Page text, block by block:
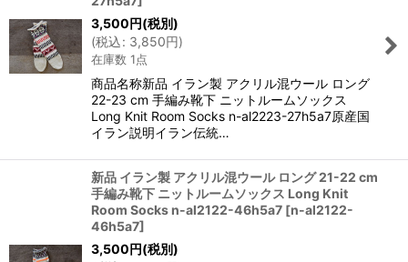
3,500円(税別)
(税込: 3,850円)
在庫数 1点
商品名称新品 イラン製 アクリル混ウール ロング
22-23 cm 手編み靴下 ニットルームソックス
Long Knit Room Socks n-al2223-27h5a7原産国
イラン説明イラン伝統…
新品 イラン製 アクリル混ウール ロング 21-22 cm
手編み靴下 ニットルームソックス Long Knit
Room Socks n-al2122-46h5a7 [n-al2122-
46h5a7]
3,500円(税別)